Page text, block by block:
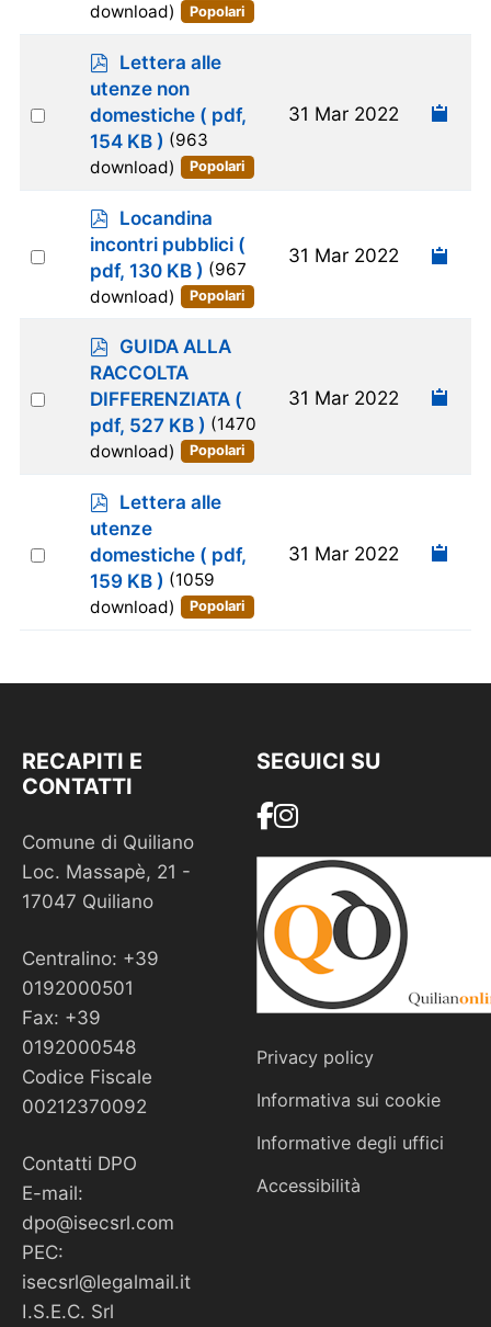
download)
Popolari
Select
p
d
f
Lettera alle
utenze non
domestiche ( pdf,
154 KB ) (963
download)
Popolari
31 Mar 2022
Select
p
d
f
Locandina
incontri pubblici (
pdf, 130 KB ) (967
download)
Popolari
31 Mar 2022
Select
p
d
f
GUIDA ALLA
RACCOLTA
DIFFERENZIATA (
pdf, 527 KB ) (1470
download)
Popolari
31 Mar 2022
Select
p
d
f
Lettera alle
utenze
domestiche ( pdf,
159 KB ) (1059
download)
Popolari
31 Mar 2022
RECAPITI E
CONTATTI
Comune di Quiliano
Loc. Massapè, 21 -
17047 Quiliano
Centralino: +39
0192000501
Fax: +39
0192000548
Codice Fiscale
00212370092
Contatti DPO
E-mail:
dpo@isecsrl.com
PEC:
isecsrl@legalmail.it
I.S.E.C. Srl
SEGUICI SU
Privacy policy
Informativa sui cookie
Informative degli uffici
Accessibilità